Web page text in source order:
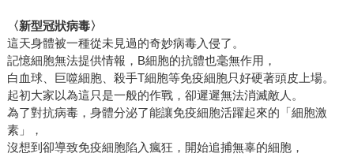
〈新型冠狀病毒〉
這天身體被一種從未見過的奇妙病毒入侵了。
記憶細胞無法提供情報，B細胞的抗體也毫無作用，
白血球、巨噬細胞、殺手T細胞等免疫細胞只好硬著頭皮上場。
起初大家以為這只是一般的作戰，卻遲遲無法消滅敵人。
為了對抗病毒，身體分泌了能讓免疫細胞活躍起來的「細胞激
素」，
沒想到卻導致免疫細胞陷入瘋狂，開始追捕無辜的細胞，